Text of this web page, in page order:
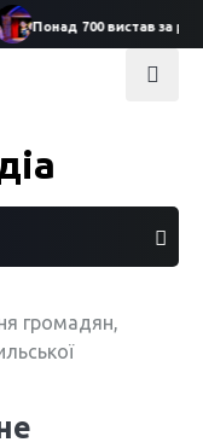
Понад 700 вистав за рік:
громадян,